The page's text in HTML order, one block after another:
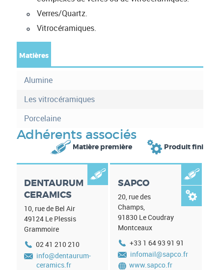
Verres/Quartz.
Vitrocéramiques.
F
m
o
r
o
Matières(
o
l
t
a
c
)
Alumine
Les vitrocéramiques
Porcelaine
 Matière première  Produit fini
Adhérents associés
DENTAURUM
CERAMICS

10, rue de Bel Air
49124 Le Plessis
Grammoire
02 41 210 210
info@dentaurum-
ceramics.fr
SAPCO


20, rue des
Champs,
91830 Le Coudray
Montceaux
+33 1 64 93 91 91
infomail@sapco.fr
www.sapco.fr